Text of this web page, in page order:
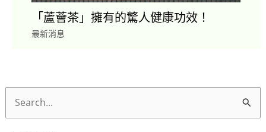
「蘆薈茶」擁有的驚人健康功效！
最新消息